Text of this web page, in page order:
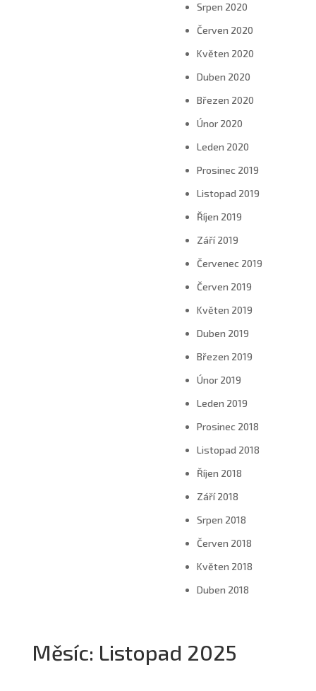
Srpen 2020
Červen 2020
Květen 2020
Duben 2020
Březen 2020
Únor 2020
Leden 2020
Prosinec 2019
Listopad 2019
Říjen 2019
Září 2019
Červenec 2019
Červen 2019
Květen 2019
Duben 2019
Březen 2019
Únor 2019
Leden 2019
Prosinec 2018
Listopad 2018
Říjen 2018
Září 2018
Srpen 2018
Červen 2018
Květen 2018
Duben 2018
Měsíc: Listopad 2025